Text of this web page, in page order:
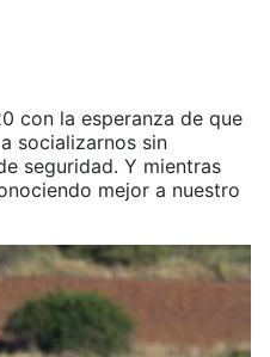
con la esperanza de que
socializarnos sin
seguridad. Y mientras
mejor a nuestro